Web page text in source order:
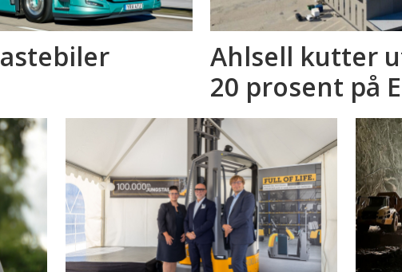
Ahlsell kutter
20 prosent på